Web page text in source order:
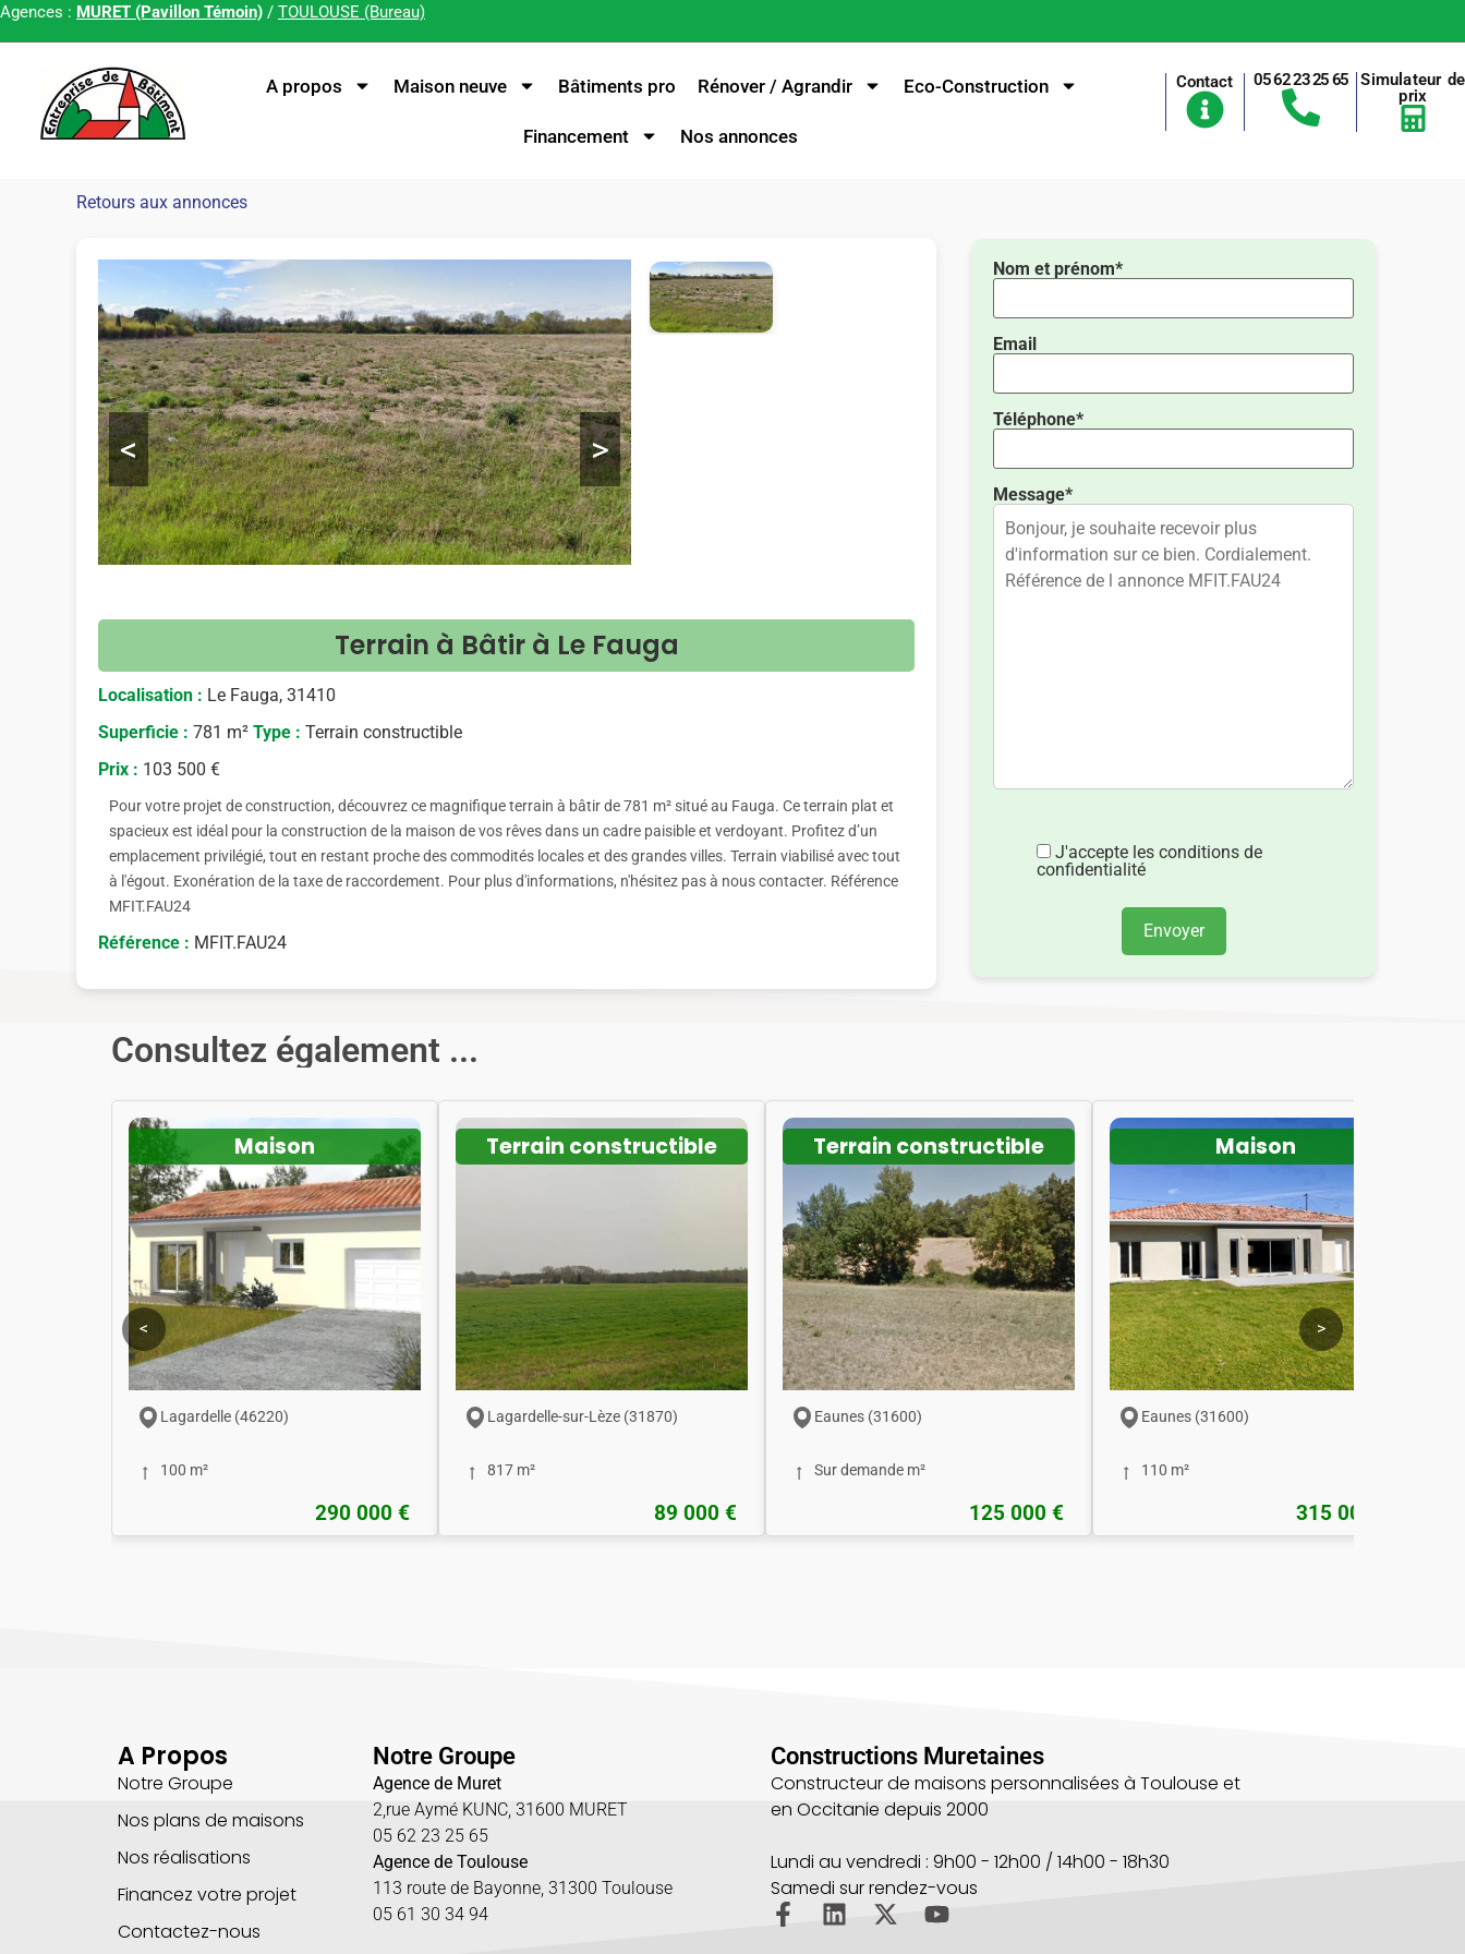
Agences : MURET (Pavillon Témoin) / TOULOUSE (Bureau)
A propos Maison neuve Bâtiments pro Rénover / Agrandir Eco-Construction
Financement Nos annonces
Contact 05 62 23 25 65
Simulateur de
prix
Retours aux annonces
< >
Terrain à Bâtir à Le Fauga
Localisation : Le Fauga, 31410
Superficie : 781 m² Type : Terrain constructible
Prix : 103 500 €
Pour votre projet de construction, découvrez ce magnifique terrain à bâtir de 781 m² situé au Fauga. Ce terrain plat et
spacieux est idéal pour la construction de la maison de vos rêves dans un cadre paisible et verdoyant. Profitez d’un
emplacement privilégié, tout en restant proche des commodités locales et des grandes villes. Terrain viabilisé avec tout
à l'égout. Exonération de la taxe de raccordement. Pour plus d'informations, n'hésitez pas à nous contacter. Référence
MFIT.FAU24
Référence : MFIT.FAU24
Nom et prénom*
Email
Téléphone*
Message*
J'accepte les conditions de
confidentialité
Envoyer
Consultez également ...
<
Maison
Lagardelle (46220)
100 m²
290 000 €
Terrain constructible
Lagardelle-sur-Lèze (31870)
817 m²
89 000 €
Terrain constructible
Eaunes (31600)
Sur demande m²
125 000 €
Maison
Eaunes (31600)
110 m²
315 000 €
>
A Propos
Notre Groupe
Nos plans de maisons
Nos réalisations
Financez votre projet
Contactez-nous
Notre Groupe
Agence de Muret
2,rue Aymé KUNC, 31600 MURET
05 62 23 25 65
Agence de Toulouse
113 route de Bayonne, 31300 Toulouse
05 61 30 34 94
Constructions Muretaines
Constructeur de maisons personnalisées à Toulouse et
en Occitanie depuis 2000
Lundi au vendredi : 9h00 - 12h00 / 14h00 - 18h30
Samedi sur rendez-vous